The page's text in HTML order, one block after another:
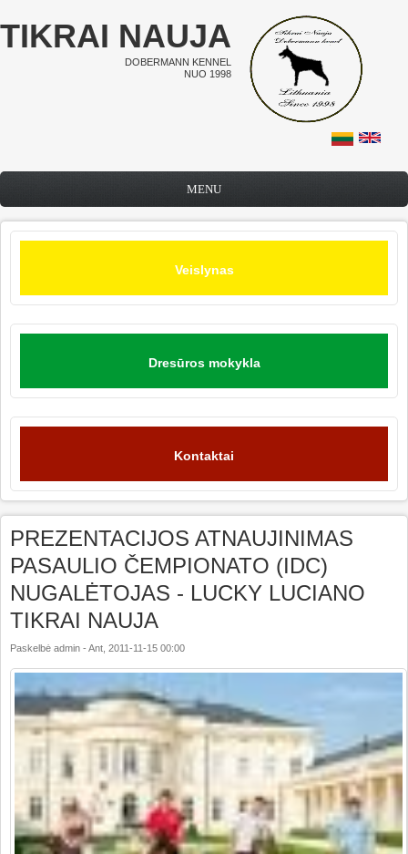
Pereiti į pagrindinį turinį
TIKRAI NAUJA
DOBERMANN KENNEL
NUO 1998
MENU
Veislynas
Dresūros mokykla
Kontaktai
PREZENTACIJOS ATNAUJINIMAS
PASAULIO ČEMPIONATO (IDC)
NUGALĖTOJAS - LUCKY LUCIANO
TIKRAI NAUJA
Paskelbė admin - Ant, 2011-11-15 00:00